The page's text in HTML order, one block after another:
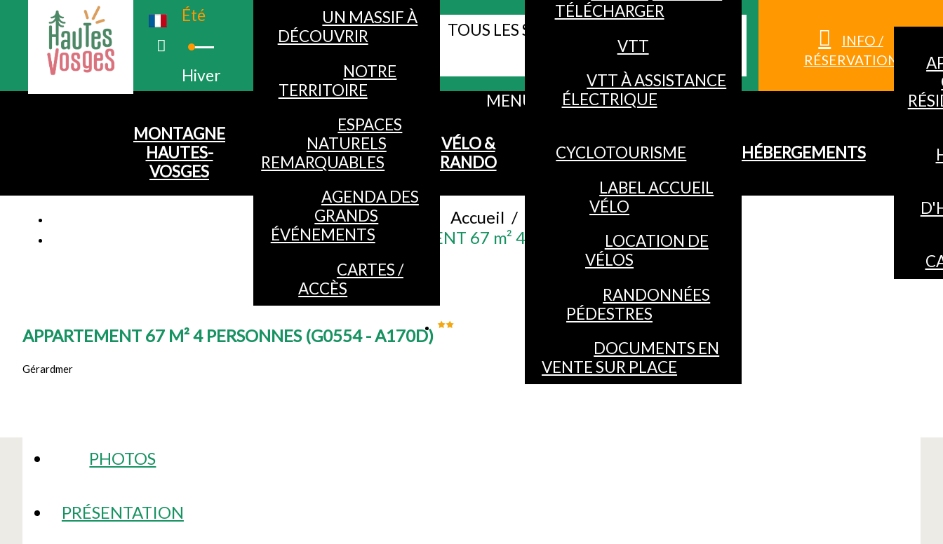
Été
Hiver
Webcams
TOUS LES SITES WEB DES HAUTES-
INFO /
RÉSERVATION
MENU
MONTAGNE
HAUTES-
VOSGES
UN MASSIF À
DÉCOUVRIR
NOTRE
TERRITOIRE
ESPACES
NATURELS
REMARQUABLES
AGENDA DES
GRANDS
ÉVÉNEMENTS
CARTES /
ACCÈS
VÉLO &
RANDO
TÉLÉCHARGER
VTT
VTT À ASSISTANCE
ÉLECTRIQUE
CYCLOTOURISME
LABEL ACCUEIL
VÉLO
LOCATION DE
VÉLOS
RANDONNÉES
PÉDESTRES
DOCUMENTS EN
VENTE SUR PLACE
HÉBERGEMENTS
Accueil /
APPARTEMENT 67 m² 4 PERSONNES
APPARTEMENT 67 M² 4 PERSONNES (G0554 - A170D)
Gérardmer
PHOTOS
PRÉSENTATION